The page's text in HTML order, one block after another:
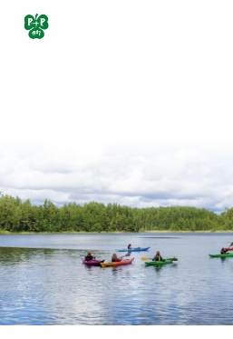
Siirry
sivun
Porin Pyrintö ry